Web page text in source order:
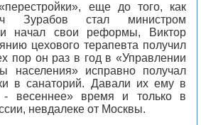
еще до того, как
Зурабов стал министром
и начал свои реформы, Виктор
цехового терапевта получил
пор он раз в год в «Управлении
населения» исправно получал
в санаторий. Давали их ему в
весеннее» время и только в
невдалеке от Москвы.